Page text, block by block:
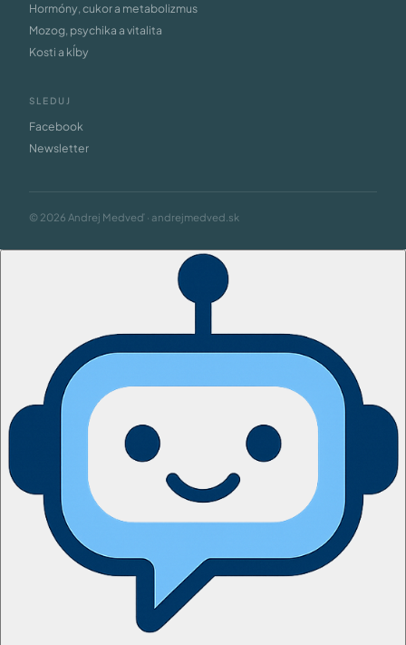
Hormóny, cukor a metabolizmus
Mozog, psychika a vitalita
Kosti a kĺby
SLEDUJ
Facebook
Newsletter
© 2026 Andrej Medveď · andrejmedved.sk